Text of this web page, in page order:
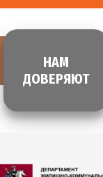
НАМ
ДОВЕРЯЮТ